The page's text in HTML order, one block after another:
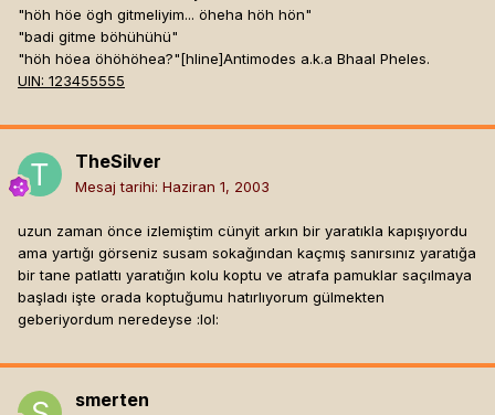
"höh höe ögh gitmeliyim... öheha höh hön"
"badi gitme böhühühü"
"höh höea öhöhöhea?"[hline]Antimodes a.k.a Bhaal Pheles.
UIN: 123455555
TheSilver
Mesaj tarihi: Haziran 1, 2003
uzun zaman önce izlemiştim cünyit arkın bir yaratıkla kapışıyordu
ama yartığı görseniz susam sokağından kaçmış sanırsınız yaratığa
bir tane patlattı yaratığın kolu koptu ve atrafa pamuklar saçılmaya
başladı işte orada koptuğumu hatırlıyorum gülmekten
geberiyordum neredeyse :lol:
smerten